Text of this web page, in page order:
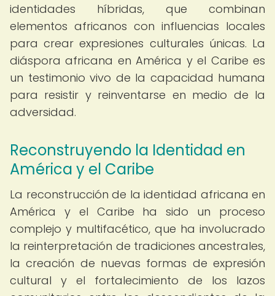
identidades híbridas, que combinan
elementos africanos con influencias locales
para crear expresiones culturales únicas. La
diáspora africana en América y el Caribe es
un testimonio vivo de la capacidad humana
para resistir y reinventarse en medio de la
adversidad.
Reconstruyendo la Identidad en
América y el Caribe
La reconstrucción de la identidad africana en
América y el Caribe ha sido un proceso
complejo y multifacético, que ha involucrado
la reinterpretación de tradiciones ancestrales,
la creación de nuevas formas de expresión
cultural y el fortalecimiento de los lazos